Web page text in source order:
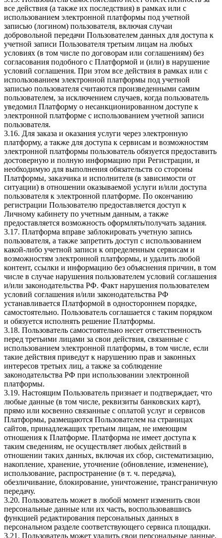
все действия (а также их последствия) в рамках или с
использованием электронной платформы под учетной
записью (логином) пользователя, включая случаи
добровольной передачи Пользователем данных для доступа к
учетной записи Пользователя третьим лицам на любых
условиях (в том числе по договорам или соглашениям) без
согласования подобного с Платформой и (или) в нарушение
условий соглашения. При этом все действия в рамках или с
использованием электронной платформы под учетной
записью пользователя считаются произведенными самим
пользователем, за исключением случаев, когда пользователь
уведомил Платформу о несанкционированном доступе к
электронной платформе с использованием учетной записи
пользователя.
3.16. Для заказа и оказания услуги через электронную
платформу, а также для доступа к сервисам и возможностям
электронной платформы пользователь обязуется предоставить
достоверную и полную информацию при Регистрации, и
необходимую для выполнения обязательств со стороны
Платформы, заказчика и исполнителя (в зависимости от
ситуации) в отношении оказываемой услуги и/или доступа
пользователя к электронной платформе. По окончанию
регистрации Пользователю предоставляется доступ к
Личному кабинету по учетным данным, а также
предоставляется возможность оформлять/получать задания.
3.17. Платформа вправе заблокировать учетную запись
пользователя, а также запретить доступ с использованием
какой-либо учетной записи к определенным сервисам и
возможностям электронной платформы, и удалить любой
контент, ссылки и информацию без объяснения причин, в том
числе в случае нарушения пользователем условий соглашения
и/или законодательства РФ. Факт нарушения пользователем
условий соглашения и/или законодательства РФ
устанавливается Платформой в одностороннем порядке,
самостоятельно. Пользователь соглашается с таким порядком
и обязуется исполнять решение Платформы.
3.18. Пользователь самостоятельно несет ответственность
перед третьими лицами за свои действия, связанные с
использованием электронной платформы, в том числе, если
такие действия приведут к нарушению прав и законных
интересов третьих лиц, а также за соблюдение
законодательства РФ при использовании электронной
платформы.
3.19. Настоящим Пользователь признает и подтверждает, что
любые данные (в том числе, реквизиты банковских карт),
прямо или косвенно связанные с оплатой услуг и сервисов
Платформы, размещаются Пользователем на страницах
сайтов, принадлежащих третьим лицам, не имеющим
отношения к Платформе. Платформа не имеет доступа к
таким сведениям, не осуществляет любых действий в
отношении таких данных, включая их сбор, систематизацию,
накопление, хранение, уточнение (обновление, изменение),
использование, распространение (в т. ч. передача),
обезличивание, блокирование, уничтожение, трансграничную
передачу.
3.20. Пользователь может в любой момент изменить свои
персональные данные или их часть, воспользовавшись
функцией редактирования персональных данных в
персональном разделе соответствующего сервиса площадки.
3.21. Пользователь может удалить свои персональные данные,